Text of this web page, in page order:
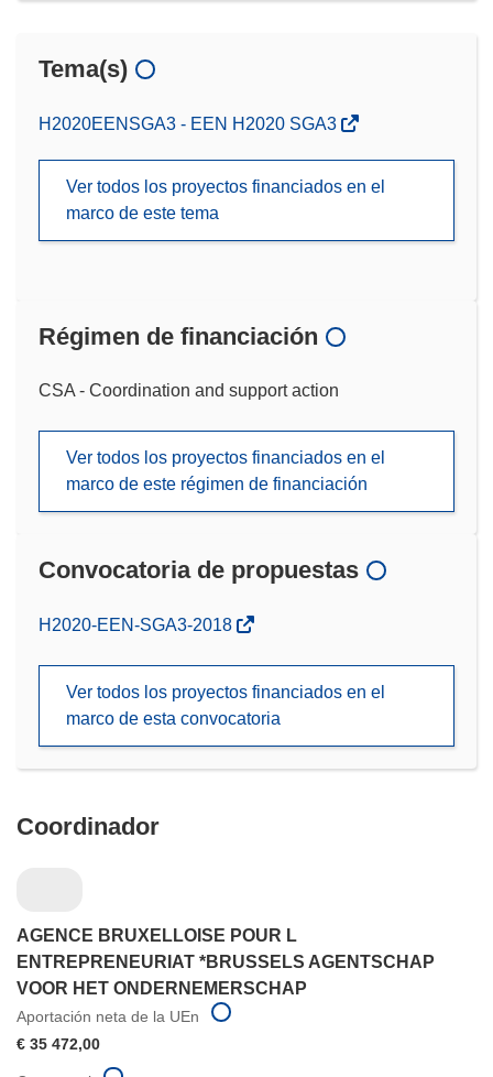
Tema(s)
H2020EENSGA3 - EEN H2020 SGA3
Ver todos los proyectos financiados en el
marco de este tema
Régimen de financiación
CSA - Coordination and support action
Ver todos los proyectos financiados en el
marco de este régimen de financiación
Convocatoria de propuestas
(se
nueva
H2020-EEN-SGA3-2018
Ver todos los proyectos financiados en el
marco de esta convocatoria
Coordinador
AGENCE BRUXELLOISE POUR L
ENTREPRENEURIAT *BRUSSELS AGENTSCHAP
VOOR HET ONDERNEMERSCHAP
Aportación neta de la UEn
€ 35 472,00